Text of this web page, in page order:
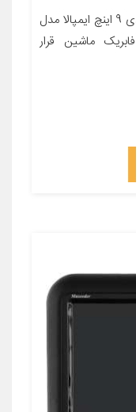
معرفی محصول هدرست تک دی وی دی 9 اینچ ایمپالا مدل
ماشین قرار